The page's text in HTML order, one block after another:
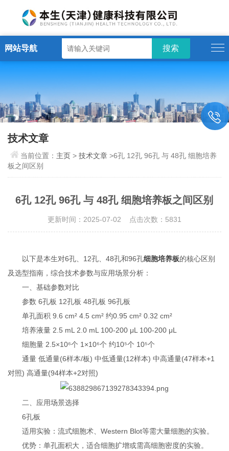
网站导航
技术文章
当前位置： 主页 >技术文章 >6孔 12孔 96孔 与 48孔 细胞培养
板之间区别
6孔 12孔 96孔 与 48孔 细胞培养板之间区别
更新时间：2025-07-02 点击次数：5831
以下是本生对6孔、12孔、48孔和96孔细胞培养板的核心区别
及选型指南，综合技术参数与应用场景分析：
一、基础参数对比‌
参数 6孔板 12孔板 48孔板 96孔板
单孔面积‌ 9.6 cm² 4.5 cm² 约0.95 cm² 0.32 cm²
培养液量‌ 2.5 mL 2.0 mL 100-200 μL 100-200 μL
细胞量‌ 2.5×10⁶个 1×10⁶个 约10⁵个 10⁵个
通量‌ 低通量(6样本/板) 中低通量(12样本) 中高通量(47样本+1
对照) 高通量(94样本+2对照)
二、应用场景选择‌
6孔板‌
适用实验‌：流式细胞术、Western Blot等需大量细胞的实验‌。
优势‌：单孔面积大，适合细胞扩增或需高细胞密度的实验‌。